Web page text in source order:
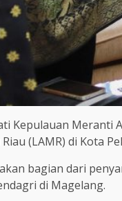
Kepulauan
(LAMR) di Kota
bagian dari
di Magelang.